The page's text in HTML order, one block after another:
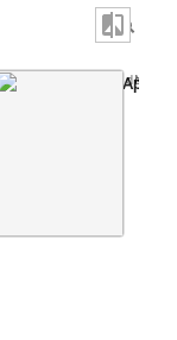
Taf. 028:
1695 (Recueil des